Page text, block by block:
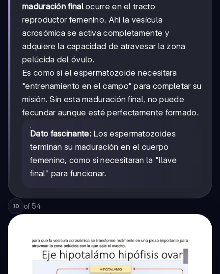
maduración finalocurre en el tracto
reproductor femenino. Ahí la vesícula
acrosómica se activa completamente y
adquiere la capacidad de atravesar la zona
pelúcida del óvulo.
Es como si el espermatozoide necesitara
"entrenamiento en el campo" para completar su
misión. Sin esta maduración final, no puede
fecundar aunque esté perfectamente formado.
Dato fascinante:Los espermatozoides
terminan su maduración en el cuerpo
femenino, como si necesitaran la "llave
final" para funcionar.
10 of 54